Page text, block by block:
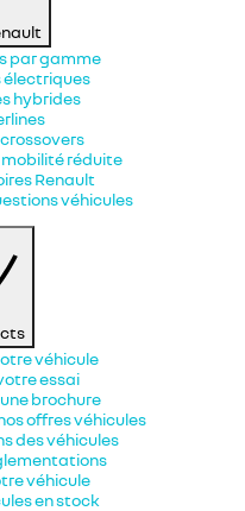
par gamme
électriques
hybrides
mobilité réduite
Renault​
véhicules
véhicule
essai
brochure
offres véhicules
des véhicules
véhicule
en stock